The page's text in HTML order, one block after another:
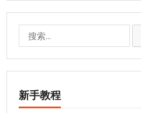
新手教程